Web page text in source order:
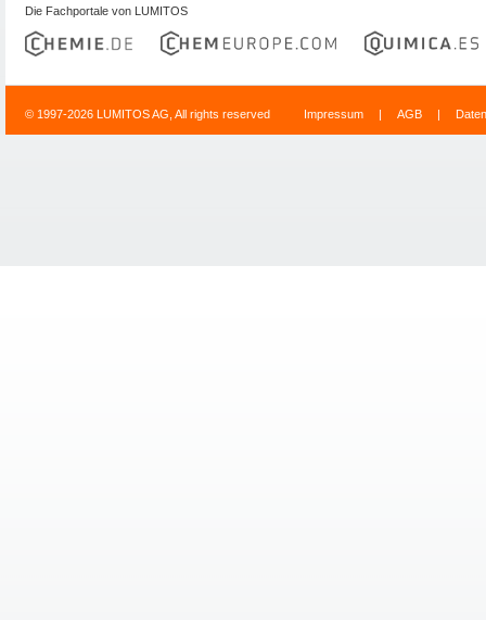
Die Fachportale von LUMITOS
© 1997-2026 LUMITOS AG, All rights reserved Impressum | AGB |